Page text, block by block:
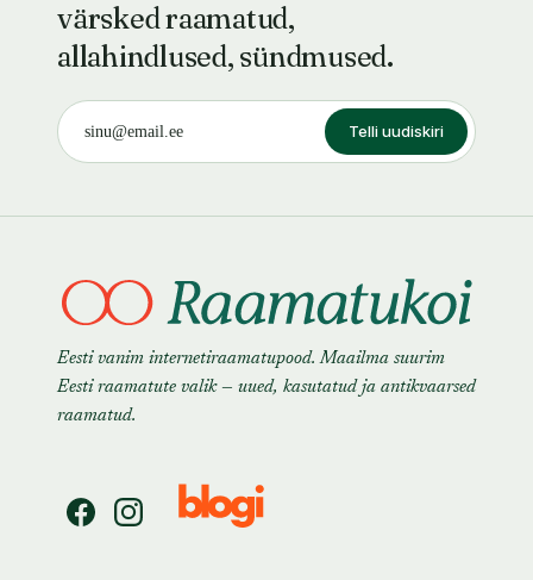
värsked raamatud,
allahindlused, sündmused.
Telli uudiskiri
Eesti vanim internetiraamatupood. Maailma suurim
Eesti raamatute valik — uued, kasutatud ja antikvaarsed
raamatud.